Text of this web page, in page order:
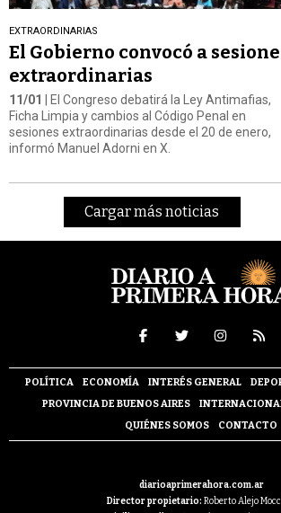
EXTRAORDINARIAS
El Gobierno convocó a
extraordinarias
11/01
| El Congreso debatirá la Ley Antimafias,
Ficha Limpia y cambios al Código Penal en
sesiones extraordinarias desde el 20 de enero,
informó Manuel Adorni en X.
Cargar más noticias
POLÍTICA ECONOMÍA INTERÉS GENERAL
PROVINCIA DE BUENOS AIRES
QUIÉNES SOMOS
CONTACTO
diarioaprimerahora.com.ar
Director propietario: Roberto Alejo